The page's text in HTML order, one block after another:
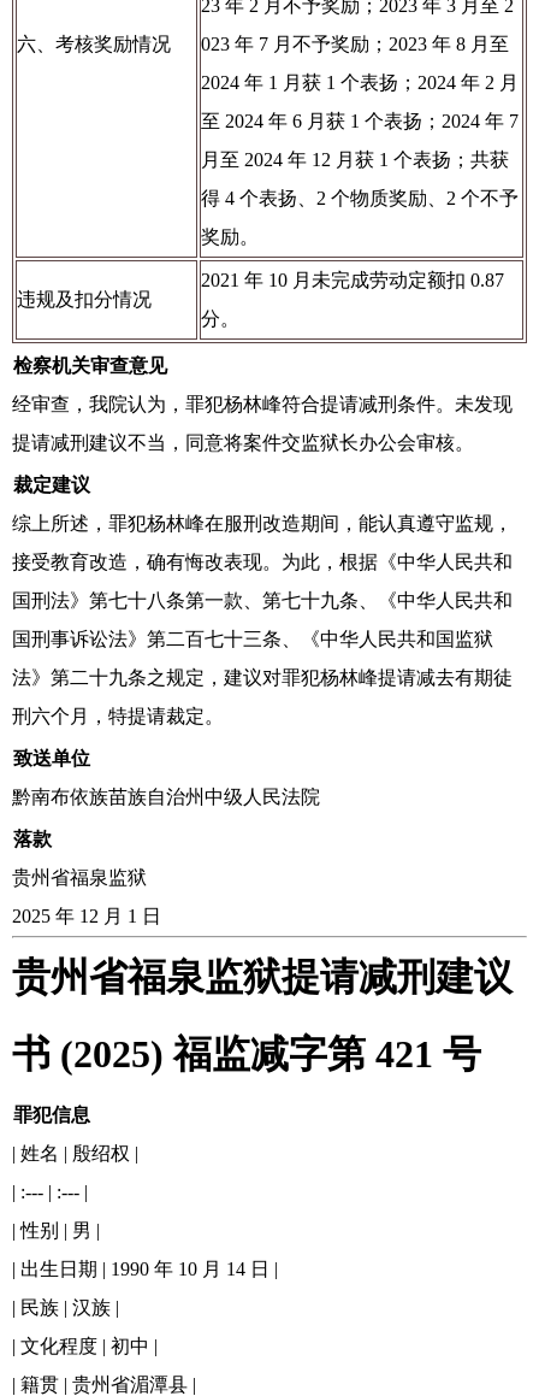
六、考核奖励情况
23 年 2 月不予奖励；2023 年 3 月至 2
023 年 7 月不予奖励；2023 年 8 月至
2024 年 1 月获 1 个表扬；2024 年 2 月
至 2024 年 6 月获 1 个表扬；2024 年 7
月至 2024 年 12 月获 1 个表扬；共获
得 4 个表扬、2 个物质奖励、2 个不予
奖励。
违规及扣分情况
2021 年 10 月未完成劳动定额扣 0.87
分。
检察机关审查意见
经审查，我院认为，罪犯杨林峰符合提请减刑条件。未发现
提请减刑建议不当，同意将案件交监狱长办公会审核。
裁定建议
综上所述，罪犯杨林峰在服刑改造期间，能认真遵守监规，
接受教育改造，确有悔改表现。为此，根据《中华人民共和
国刑法》第七十八条第一款、第七十九条、《中华人民共和
国刑事诉讼法》第二百七十三条、《中华人民共和国监狱
法》第二十九条之规定，建议对罪犯杨林峰提请减去有期徒
刑六个月，特提请裁定。
致送单位
黔南布依族苗族自治州中级人民法院
落款
贵州省福泉监狱
2025 年 12 月 1 日
贵州省福泉监狱提请减刑建议
书 (2025) 福监减字第 421 号
罪犯信息
| 姓名 | 殷绍权 |
| :--- | :--- |
| 性别 | 男 |
| 出生日期 | 1990 年 10 月 14 日 |
| 民族 | 汉族 |
| 文化程度 | 初中 |
| 籍贯 | 贵州省湄潭县 |